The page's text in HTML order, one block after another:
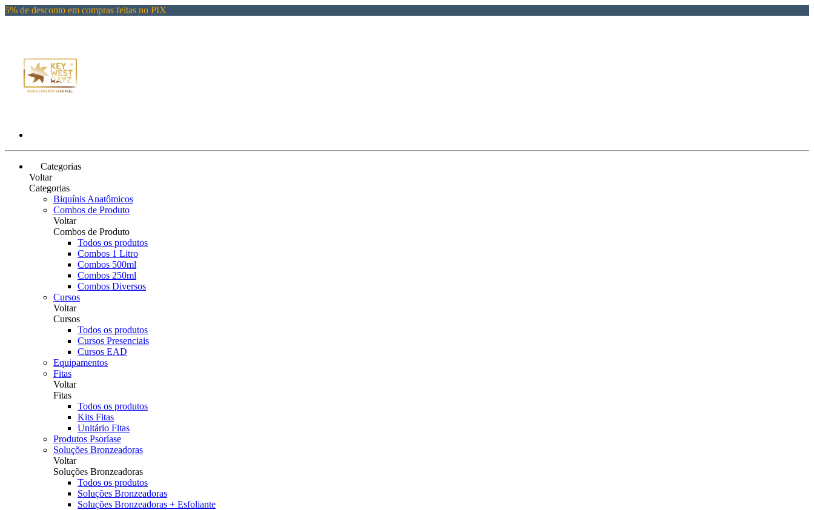
5% de desconto em compras feitas no PIX
Categorias
Voltar
Categorias
Biquínis Anatômicos
Combos de Produto
Voltar
Combos de Produto
Todos os produtos
Combos 1 Litro
Combos 500ml
Combos 250ml
Combos Diversos
Cursos
Voltar
Cursos
Todos os produtos
Cursos Presenciais
Cursos EAD
Equipamentos
Fitas
Voltar
Fitas
Todos os produtos
Kits Fitas
Unitário Fitas
Produtos Psoríase
Soluções Bronzeadoras
Voltar
Soluções Bronzeadoras
Todos os produtos
Soluções Bronzeadoras
Soluções Bronzeadoras + Esfoliante